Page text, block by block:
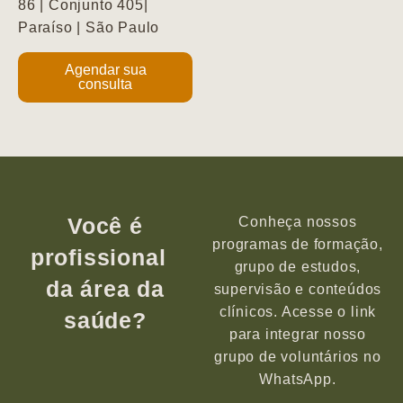
86 | Conjunto 405|
Paraíso | São Paulo
Agendar sua
consulta
Você é
profissional
da área da
saúde?
Conheça nossos
programas de formação,
grupo de estudos,
supervisão e conteúdos
clínicos. Acesse o link
para integrar nosso
grupo de voluntários no
WhatsApp.